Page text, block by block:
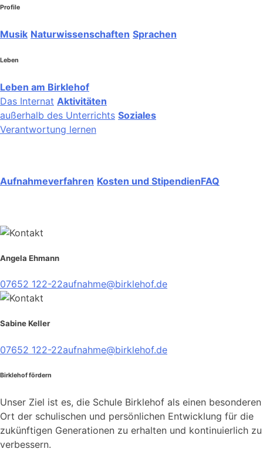
Profile
Musik Naturwissenschaften Sprachen
Leben
Leben am Birklehof
Das Internat Aktivitäten
außerhalb des Unterrichts Soziales
Verantwortung lernen
Aufnahmeverfahren Kosten und StipendienFAQ
Angela Ehmann
07652 122-22aufnahme@birklehof.de
Sabine Keller
07652 122-22aufnahme@birklehof.de
Birklehof fördern
Unser Ziel ist es, die Schule Birklehof als einen besonderen
Ort der schulischen und persönlichen Entwicklung für die
zukünftigen Generationen zu erhalten und kontinuierlich zu
verbessern.